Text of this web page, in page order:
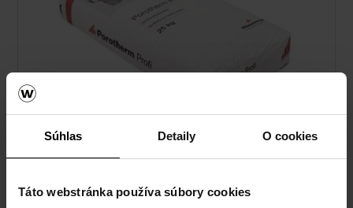
Súhlas Detaily O cookies
Táto webstránka používa súbory cookies